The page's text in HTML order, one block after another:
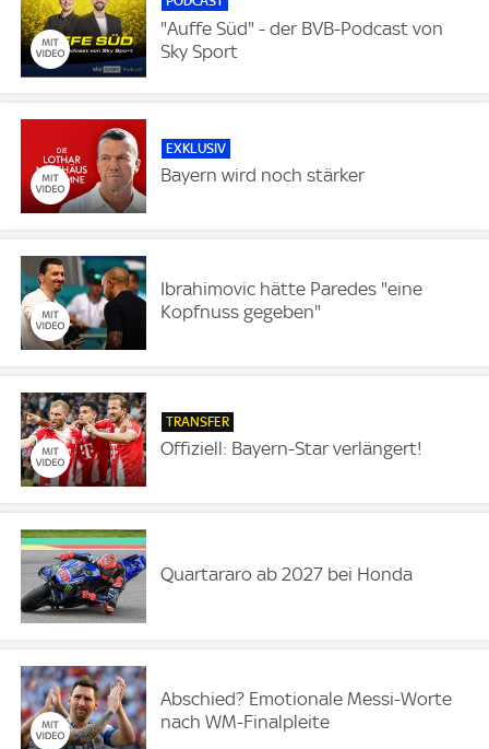
"Auffe Süd" - der BVB-Podcast von
Sky Sport
EXKLUSIV
Bayern wird noch stärker
Ibrahimovic hätte Paredes "eine
Kopfnuss gegeben"
TRANSFER
Offiziell: Bayern-Star verlängert!
Quartararo ab 2027 bei Honda
Abschied? Emotionale Messi-Worte
nach WM-Finalpleite